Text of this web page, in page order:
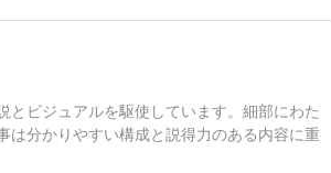
ビジュアルを駆使しています。細部にわた
は分かりやすい構成と説得力のある内容に重